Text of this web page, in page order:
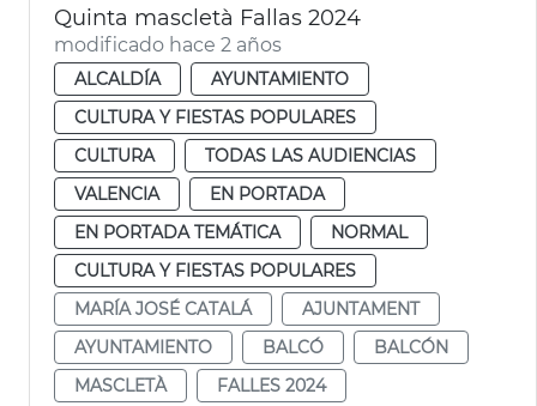
Quinta mascletà Fallas 2024
modificado hace 2 años
ALCALDÍA
AYUNTAMIENTO
CULTURA Y FIESTAS POPULARES
CULTURA
TODAS LAS AUDIENCIAS
VALENCIA
EN PORTADA
EN PORTADA TEMÁTICA
NORMAL
CULTURA Y FIESTAS POPULARES
MARÍA JOSÉ CATALÁ
AJUNTAMENT
AYUNTAMIENTO
BALCÓ
BALCÓN
MASCLETÀ
FALLES 2024